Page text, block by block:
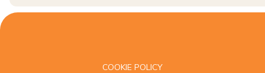
COOKIE POLICY